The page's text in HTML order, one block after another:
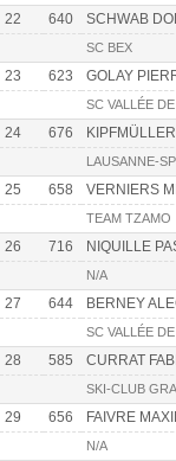
22 640 SCHWAB
SC BEX
23 623 GOLAY
SC VALLÉE
24 676
LAUSANNE-
25 658 VERNIERS
TEAM TZAMO
26 716 NIQUILLE
N/A
27 644 BERNEY
SC VALLÉE
28 585 CURRAT
SKI-CLUB
29 656 FAIVRE
N/A